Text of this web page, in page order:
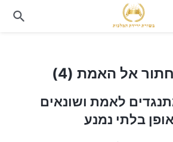
אל האמת (4)
לאמת ושונאים
בלתי נמנע